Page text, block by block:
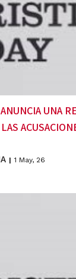
UNA
| 1 May, 26